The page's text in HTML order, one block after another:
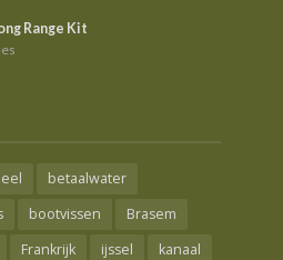
Range Kit
betaalwater
bootvissen
Brasem
Frankrijk ijssel
kanaal